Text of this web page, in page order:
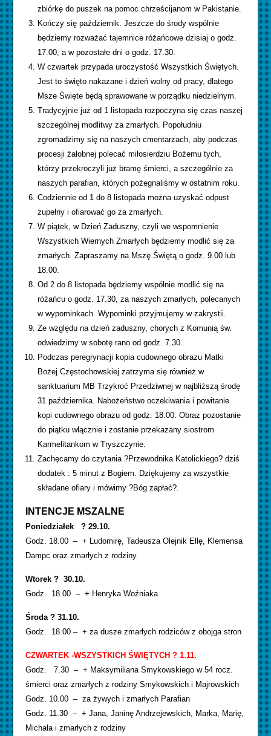
zbiórkę do puszek na pomoc chrześcijanom w Pakistanie.
Kończy się październik. Jeszcze do środy wspólnie
będziemy rozważać tajemnice różańcowe dzisiaj o godz.
17.00, a w pozostałe dni o godz. 17.30.
W czwartek przypada uroczystość Wszystkich Świętych.
Jest to święto nakazane i dzień wolny od pracy, dlatego
Msze Święte będą sprawowane w porządku niedzielnym.
Tradycyjnie już od 1 listopada rozpoczyna się czas naszej
szczególnej modlitwy za zmarłych. Popołudniu
zgromadzimy się na naszych cmentarzach, aby podczas
procesji żałobnej polecać miłosierdziu Bożemu tych,
którzy przekroczyli już bramę śmierci, a szczególnie za
naszych parafian, których pożegnaliśmy w ostatnim roku.
Codziennie od 1 do 8 listopada można uzyskać odpust
zupełny i ofiarować go za zmarłych.
W piątek, w Dzień Zaduszny, czyli we wspomnienie
Wszystkich Wiernych Zmarłych będziemy modlić się za
zmarłych. Zapraszamy na Mszę Świętą o godz. 9.00 lub
18.00.
Od 2 do 8 listopada będziemy wspólnie modlić się na
różańcu o godz. 17.30, za naszych zmarłych, polecanych
w wypominkach. Wypominki przyjmujemy w zakrystii.
Ze względu na dzień zaduszny, chorych z Komunią św.
odwiedzimy w sobotę rano od godz. 7.30.
Podczas peregrynacji kopia cudownego obrazu Matki
Bożej Częstochowskiej zatrzyma się również w
sanktuarium MB Trzykroć Przedziwnej w najbliższą środę
31 października. Nabożeństwo oczekiwania i powitanie
kopi cudownego obrazu od godz. 18.00. Obraz pozostanie
do piątku włącznie i zostanie przekazany siostrom
Karmelitankom w Tryszczynie.
Zachęcamy do czytania ?Przewodnika Katolickiego? dziś
dodatek : 5 minut z Bogiem. Dziękujemy za wszystkie
składane ofiary i mówimy ?Bóg zapłać?.
INTENCJE MSZALNE
Poniedziałek ? 29.10.
Godz. 18.00 – + Ludomirę, Tadeusza Olejnik Ellę, Klemensa
Dampc oraz zmarłych z rodziny
Wtorek ? 30.10.
Godz. 18.00 – + Henryka Woźniaka
Środa ? 31.10.
Godz. 18.00 – + za dusze zmarłych rodziców z obojga stron
CZWARTEK -WSZYSTKICH ŚWIĘTYCH ? 1.11.
Godz. 7.30 – + Maksymiliana Smykowskiego w 54 rocz.
śmierci oraz zmarłych z rodziny Smykowskich i Majrowskich
Godz. 10.00 – za żywych i zmarłych Parafian
Godz. 11.30 – + Jana, Janinę Andrzejewskich, Marka, Marię,
Michała i zmarłych z rodziny